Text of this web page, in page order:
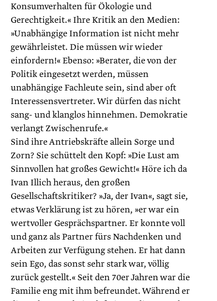
Konsumverhalten für Ökologie und
Gerechtigkeit.« Ihre Kritik an den Medien:
»Unabhängige Information ist nicht mehr
gewährleistet. Die müssen wir wieder
einfordern!« Ebenso: »Berater, die von der
Politik eingesetzt werden, müssen
unabhängige Fachleute sein, sind aber oft
Interessensvertreter. Wir dürfen das nicht
sang- und klanglos hinnehmen. Demokratie
verlangt Zwischenrufe.«
Sind ihre Antriebskräfte allein Sorge und
Zorn? Sie schüttelt den Kopf: »Die Lust am
Sinnvollen hat großes Gewicht!« Höre ich da
Ivan Illich heraus, den großen
Gesellschaftskritiker? »Ja, der Ivan«, sagt sie,
etwas Verklärung ist zu hören, »er war ein
wertvoller Gesprächspartner. Er konnte voll
und ganz als Partner fürs Nachdenken und
Arbeiten zur Verfügung stehen. Er hat dann
sein Ego, das sonst sehr stark war, völlig
zurück gestellt.« Seit den 70er Jahren war die
Familie eng mit ihm befreundet. Während er